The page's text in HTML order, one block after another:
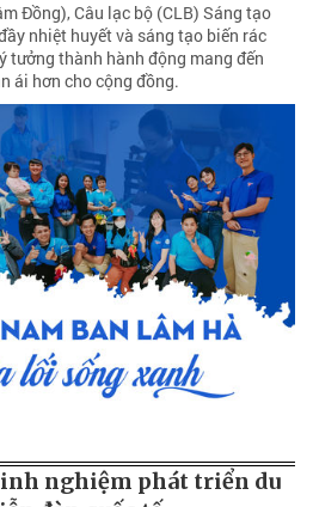
Đồng), Câu lạc bộ (CLB) Sáng tạo
nhiệt huyết và sáng tạo biến rác
tưởng thành hành động mang đến
ái hơn cho cộng đồng.
nghiệm phát triển du